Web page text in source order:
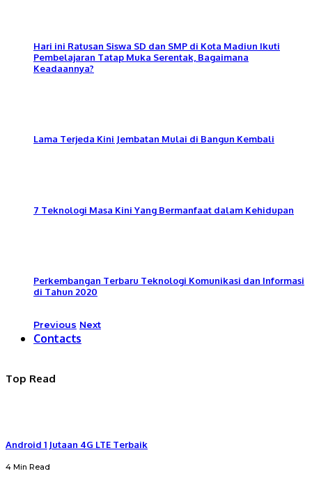
Hari ini Ratusan Siswa SD dan SMP di Kota Madiun Ikuti
Pembelajaran Tatap Muka Serentak, Bagaimana
Keadaannya?
Lama Terjeda Kini Jembatan Mulai di Bangun Kembali
7 Teknologi Masa Kini Yang Bermanfaat dalam Kehidupan
Perkembangan Terbaru Teknologi Komunikasi dan Informasi
di Tahun 2020
Previous Next
Contacts
Top Read
Android 1 Jutaan 4G LTE Terbaik
4 Min Read